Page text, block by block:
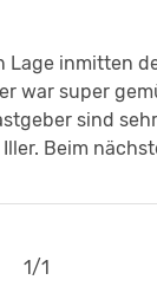
inmitten
war super
sind
Beim
1/1